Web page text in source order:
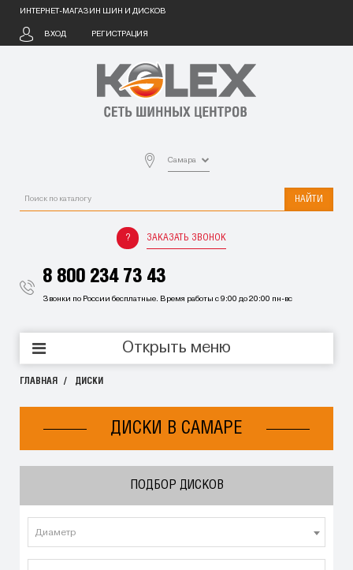
ИНТЕРНЕТ-МАГАЗИН ШИН И ДИСКОВ
ВХОД РЕГИСТРАЦИЯ
Самара
НАЙТИ
ЗАКАЗАТЬ ЗВОНОК
8 800 234 73 43
Звонки по России бесплатные. Время работы с 9:00 до 20:00 пн-вс
Открыть меню
ГЛАВНАЯ ДИСКИ
ДИСКИ В САМАРЕ
ПОДБОР ДИСКОВ
Диаметр